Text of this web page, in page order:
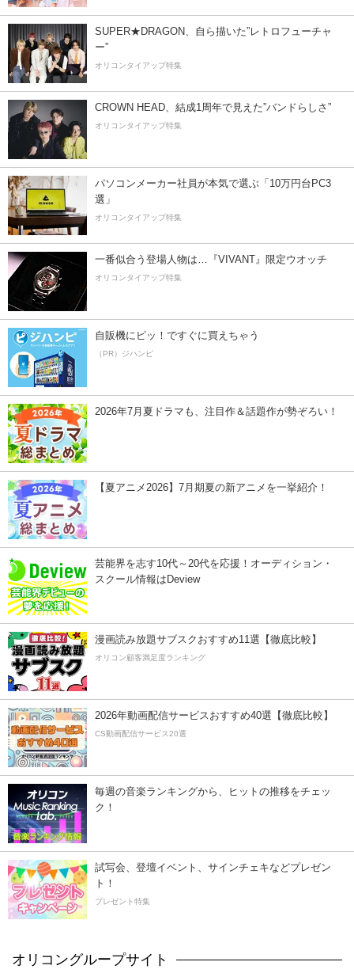
SUPER★DRAGON、自ら描いた”レトロフューチャ
ー”
オリコンタイアップ特集
CROWN HEAD、結成1周年で見えた”バンドらしさ”
オリコンタイアップ特集
パソコンメーカー社員が本気で選ぶ「10万円台PC3
選」
オリコンタイアップ特集
一番似合う登場人物は…『VIVANT』限定ウオッチ
オリコンタイアップ特集
自販機にピッ！ですぐに買えちゃう
（PR）ジハンピ
2026年7月夏ドラマも、注目作＆話題作が勢ぞろい！
【夏アニメ2026】7月期夏の新アニメを一挙紹介！
芸能界を志す10代～20代を応援！オーディション・
スクール情報はDeview
漫画読み放題サブスクおすすめ11選【徹底比較】
オリコン顧客満足度ランキング
2026年動画配信サービスおすすめ40選【徹底比較】
CS動画配信サービス20選
毎週の音楽ランキングから、ヒットの推移をチェッ
ク！
試写会、登壇イベント、サインチェキなどプレゼン
ト！
プレゼント特集
オリコングループサイト